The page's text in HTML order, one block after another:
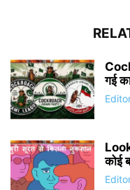
गई
कोई